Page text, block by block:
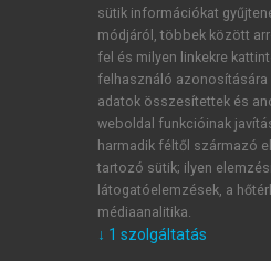
ÚJ FIÓK
1 óra díjmentes hozzáférés
E-MAIL-CÍM
sütik információkat
módjáról, többek között
fel és milyen linkekre
felhasználó azonosítására
adatok összesítettek és
weboldal funkcióinak
harmadik féltől származó
tartozó sütik; ilyen
látogatóelemzések, a
médiaanalitika.
↓ 1 szolgáltatás